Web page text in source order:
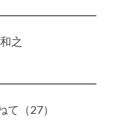
之
（27）